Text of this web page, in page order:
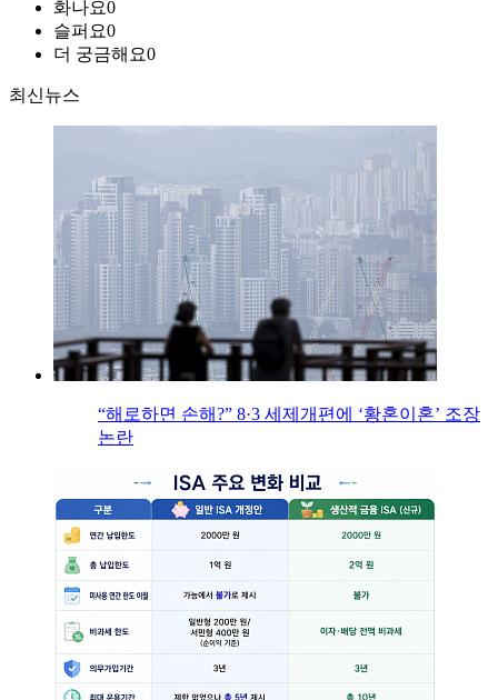
화나요0
슬퍼요0
더 궁금해요0
최신뉴스
“해로하면 손해?” 8·3 세제개편에 ‘황혼이혼’ 조장
논란